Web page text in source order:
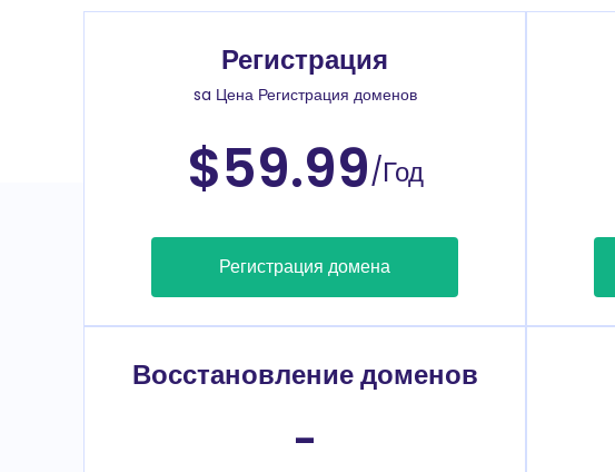
Регистрация
sa Цена Регистрация доменов
$59.99/Год
Регистрация домена
Восстановление доменов
-